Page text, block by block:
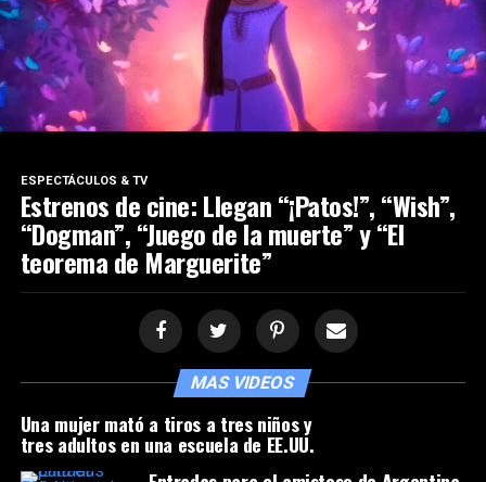
ESPECTÁCULOS & TV
Estrenos de cine: Llegan “¡Patos!”, “Wish”,
“Dogman”, “Juego de la muerte” y “El
teorema de Marguerite”
MAS VIDEOS
Una mujer mató a tiros a tres niños y
tres adultos en una escuela de EE.UU.